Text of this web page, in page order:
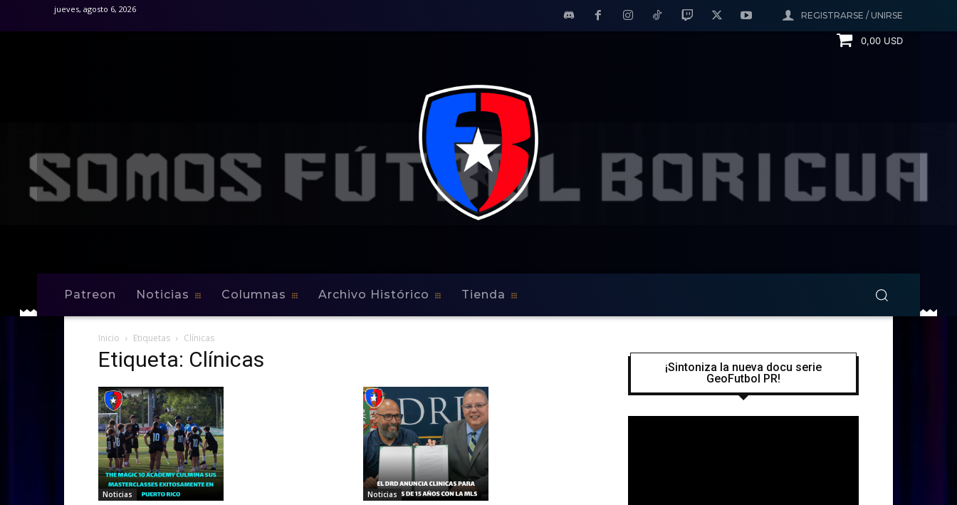
REGISTRARSE / UNIRSE
jueves, agosto 6, 2026
0,00 USD
Patreon Noticias Columnas Archivo Histórico Tienda
Inicio Etiquetas Clínicas
Etiqueta: Clínicas
Noticias Noticias
¡Sintoniza la nueva docu serie
GeoFutbol PR!